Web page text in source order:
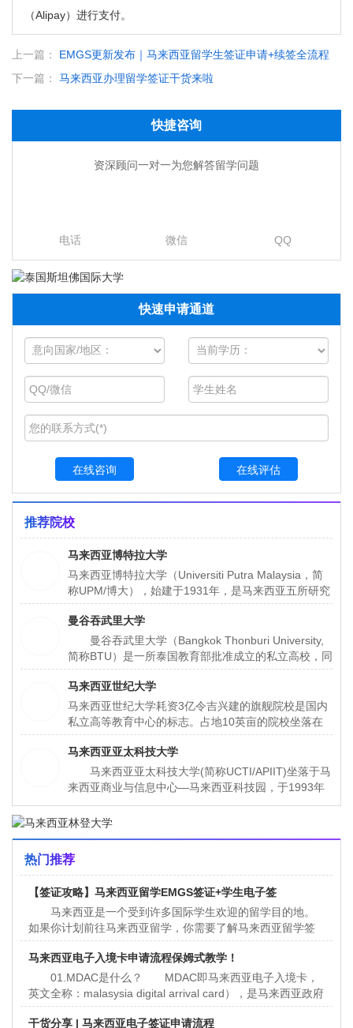
（Alipay）进行支付。
上一篇：
EMGS更新发布｜马来西亚留学生签证申请+续签全流程
下一篇：
马来西亚办理留学签证干货来啦
快捷咨询
资深顾问一对一为您解答留学问题
电话 微信 QQ
快速申请通道
在线咨询 在线评估
推荐院校
马来西亚博特拉大学
马来西亚博特拉大学（Universiti Putra Malaysia，简
称UPM/博大），始建于1931年，是马来西亚五所研究
性大学之一，也是马来西亚规模最大、在校人数最多的
大学（约有5万余人）。
曼谷吞武里大学
曼谷吞武里大学（Bangkok Thonburi University,
简称BTU）是一所泰国教育部批准成立的私立高校，同
时获得中国教育部教育涉外监管信息网认证的泰国高
校。大学坐落于泰国首都曼谷市的塔逸哇塔那区，是一
所具有30多年办学历史的综合性大学。大学所在地曼
谷市是泰国的政治、经济、文化中心。
马来西亚世纪大学
马来西亚世纪大学耗资3亿令吉兴建的旗舰院校是国内
私立高等教育中心的标志。占地10英亩的院校坐落在
哥打白沙罗，校内设有学术、研究和休闲设施，为全院
校27，000名学生中的12, 000名学生提供全面的学习
环境。
马来西亚亚太科技大学
马来西亚亚太科技大学(简称UCTI/APIIT)坐落于马
来西亚商业与信息中心—马来西亚科技园，于1993年
建校，共有学生约5，000人，教职员工约300名。
UCTI是马来西亚信息技术及电
热门推荐
【签证攻略】马来西亚留学EMGS签证+学生电子签
（eVisa）申请全详解！
马来西亚是一个受到许多国际学生欢迎的留学目的地。
如果你计划前往马来西亚留学，你需要了解马来西亚留学签
证的申请流程。 在马来西亚，留学生签证由教育马来西
亚全球服
马来西亚电子入境卡申请流程保姆式教学！
01.MDAC是什么？ MDAC即马来西亚电子入境卡，
英文全称：malasysia digital arrival card），是马来西亚政府
为了方便游客而推出的一项签证服务，它让旅行变得更加简
单快捷，让你的
干货分享 | 马来西亚电子签证申请流程